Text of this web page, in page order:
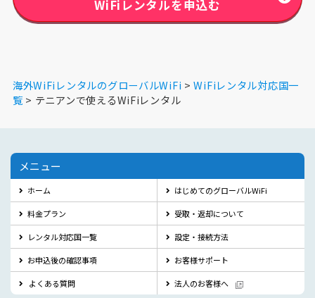
WiFiレンタルを申込む
海外WiFiレンタルのグローバルWiFi
WiFiレンタル対応国一
覧
テニアンで使えるWiFiレンタル
メニュー
ホーム はじめてのグローバルWiFi
料金プラン 受取・返却について
レンタル対応国一覧 設定・接続方法
お申込後の確認事項 お客様サポート
よくある質問 法人のお客様へ